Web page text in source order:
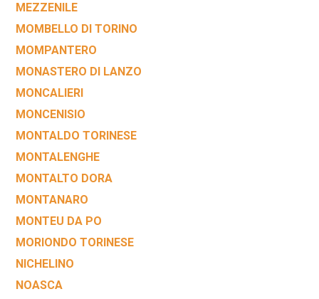
MEZZENILE
MOMBELLO DI TORINO
MOMPANTERO
MONASTERO DI LANZO
MONCALIERI
MONCENISIO
MONTALDO TORINESE
MONTALENGHE
MONTALTO DORA
MONTANARO
MONTEU DA PO
MORIONDO TORINESE
NICHELINO
NOASCA